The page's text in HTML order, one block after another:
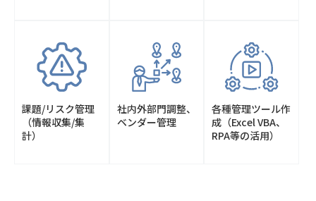
課題/リスク管理
（情報収集/集
計）
社内外部門調整、
ベンダー管理
各種管理ツール作
成 （Excel VBA、
RPA等の活用）